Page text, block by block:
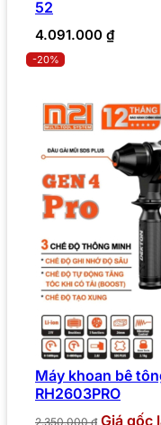
52
4.091.000 ₫
-20%
Máy khoan bê
RH2603PRO
2.350.000₫ Giá gốc